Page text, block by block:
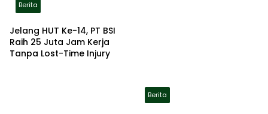
Berita
Jelang HUT Ke-14, PT BSI
Raih 25 Juta Jam Kerja
Tanpa Lost-Time Injury
Berita